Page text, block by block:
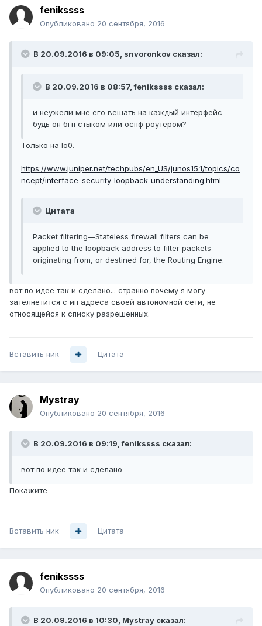
fenikssss
Опубликовано 20 сентября, 2016
В 20.09.2016 в 09:05, snvoronkov сказал:
В 20.09.2016 в 08:57, fenikssss сказал:
и неужели мне его вешать на каждый интерфейс
будь он бгп стыком или оспф роутером?
Только на lo0.
https://www.juniper.net/techpubs/en_US/junos15.1/topics/co
ncept/interface-security-loopback-understanding.html
Цитата
Packet filtering—Stateless firewall filters can be
applied to the loopback address to filter packets
originating from, or destined for, the Routing Engine.
вот по идее так и сделано... странно почему я могу
зателнетится с ип адреса своей автономной сети, не
относящейся к списку разрешенных.
Вставить ник Цитата
Mystray
Опубликовано 20 сентября, 2016
В 20.09.2016 в 09:19, fenikssss сказал:
вот по идее так и сделано
Покажите
Вставить ник Цитата
fenikssss
Опубликовано 20 сентября, 2016
В 20.09.2016 в 10:30, Mystray сказал: